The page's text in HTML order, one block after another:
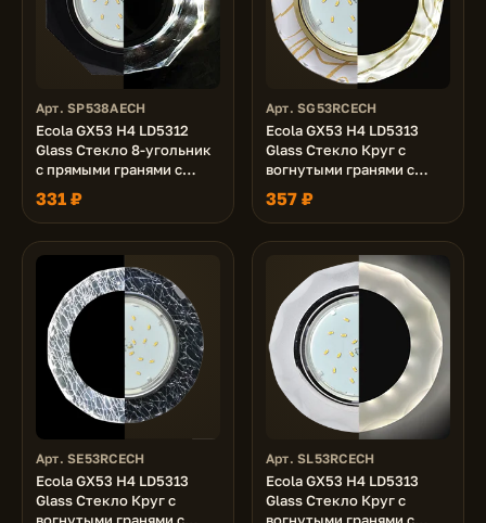
Арт. SP538AECH
Ecola GX53 H4 LD5312
Glass Стекло 8-угольник
с прямыми гранями с
подсветкой черный хром
- черный 38x128 (к+)
331 ₽
Арт. SG53RCECH
Ecola GX53 H4 LD5313
Glass Стекло Круг с
вогнутыми гранями с
подсветкой золото -
золото на белом 38x126
(к+)
357 ₽
Арт. SE53RCECH
Ecola GX53 H4 LD5313
Glass Стекло Круг с
Арт. SL53RCECH
Ecola GX53 H4 LD5313
Glass Стекло Круг с